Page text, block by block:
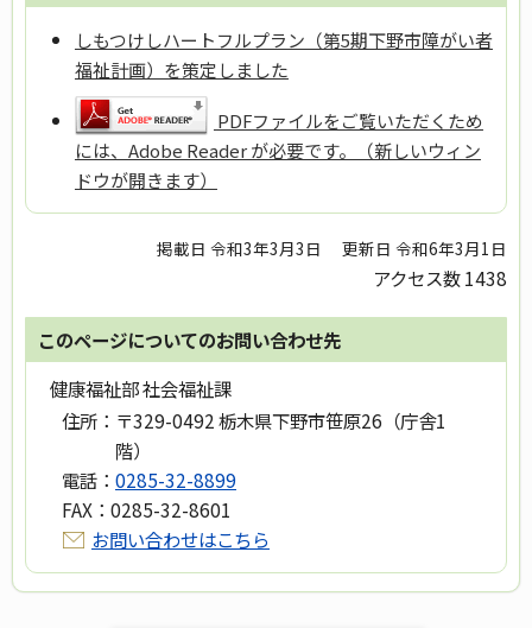
しもつけしハートフルプラン（第5期下野市障がい者
福祉計画）を策定しました
PDFファイルをご覧いただくため
には、Adobe Reader が必要です。（新しいウィン
ドウが開きます）
掲載日 令和3年3月3日 更新日 令和6年3月1日
アクセス数1438
このページについてのお問い合わせ先
健康福祉部 社会福祉課
住所： 〒329-0492 栃木県下野市笹原26（庁舎1
階）
電話： 0285-32-8899
FAX： 0285-32-8601
お問い合わせはこちら